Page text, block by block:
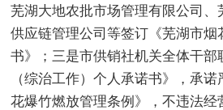
芜湖大地农批市场管理有限公司、
供应链管理公司等签订《芜湖市烟
书》；三是市供销社机关全体干部
（综治工作）个人承诺书》，承
花爆竹燃放管理条例》，不违法经